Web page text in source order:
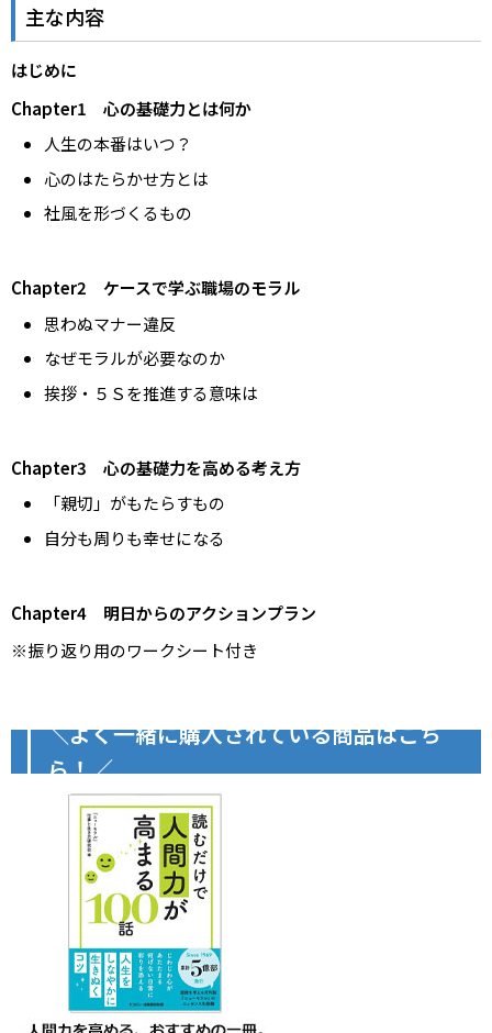
主な内容
はじめに
Chapter1 心の基礎力とは何か
人生の本番はいつ？
心のはたらかせ方とは
社風を形づくるもの
Chapter2 ケースで学ぶ職場のモラル
思わぬマナー違反
なぜモラルが必要なのか
挨拶・５Ｓを推進する意味は
Chapter3 心の基礎⼒を⾼める考え⽅
「親切」がもたらすもの
自分も周りも幸せになる
Chapter4 明日からのアクションプラン
※振り返り用のワークシート付き
＼よく一緒に購入されている商品はこち
ら！／